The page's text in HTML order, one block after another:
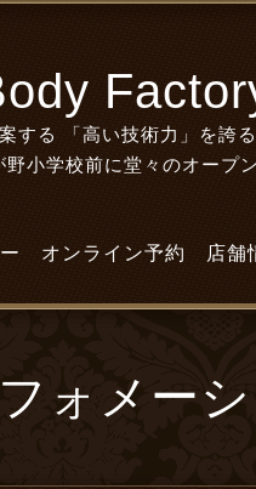
する 「高い技術力」を誇
野小学校前に堂々のオープ
オンライン予約 店舗
ォメー